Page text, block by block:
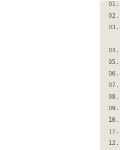
01.
02.
03.
04.
05.
06.
07.
08.
09.
10.
11.
12.